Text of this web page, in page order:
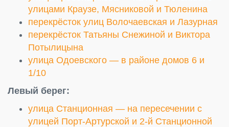
улицами Краузе, Мясниковой и Тюленина
перекрёсток улиц Волочаевская и Лазурная
перекрёсток Татьяны Снежиной и Виктора
Потылицына
улица Одоевского — в районе домов 6 и
1/10
Левый берег:
улица Станционная — на пересечении с
улицей Порт-Артурской и 2-й Станционной